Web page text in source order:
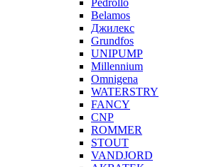
Pedrollo
Belamos
Джилекс
Grundfos
UNIPUMP
Millennium
Omnigena
WATERSTRY
FANCY
CNP
ROMMER
STOUT
VANDJORD